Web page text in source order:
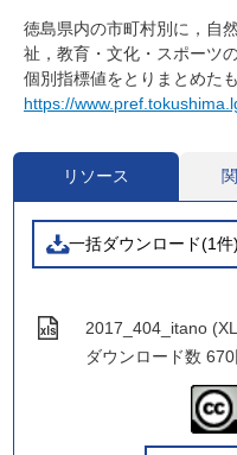
徳島県内の市町村別に，自
祉，教育・文化・スポーツ
個別指標値をとりまとめたも
https://
リソース
一括ダウンロード(1件)
2017_404_itano
ダウンロード数 670